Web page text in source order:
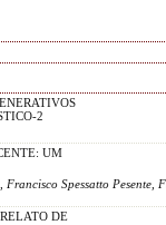
2
UM
Spessatto Pesente,
DE